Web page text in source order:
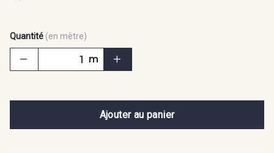
Quantité (en mètre)
m
Ajouter au panier